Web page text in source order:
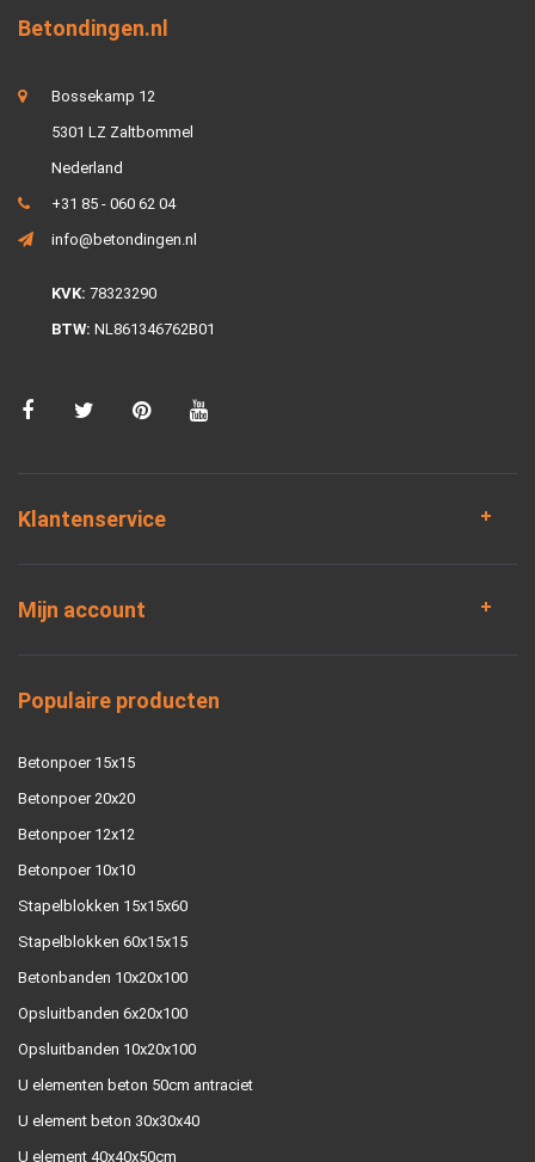
Betondingen.nl
Bossekamp 12
5301 LZ Zaltbommel
Nederland
+31 85 - 060 62 04
info@betondingen.nl
KVK: 78323290
BTW: NL861346762B01
Klantenservice
Mijn account
Populaire producten
Betonpoer 15x15
Betonpoer 20x20
Betonpoer 12x12
Betonpoer 10x10
Stapelblokken 15x15x60
Stapelblokken 60x15x15
Betonbanden 10x20x100
Opsluitbanden 6x20x100
Opsluitbanden 10x20x100
U elementen beton 50cm antraciet
U element beton 30x30x40
U element 40x40x50cm